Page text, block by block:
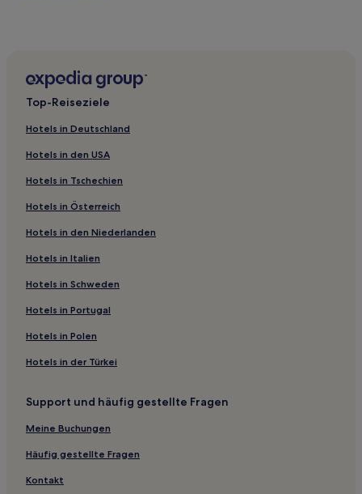
Aparthotels in Arakawa
Hostels in Kita
Hostels in Sumida
Hostels in Ota
Hostels in Minato
3-Sterne-Hotels in Kitchen Town
3-Sterne-Hotels in Setagaya
3-Sterne-Hotels in Higashi-Ikebukuro
2-Sterne-Hotels in Arakawa
3-Sterne-Hotels in Fuchu
3-Sterne-Hotels in Haneda
3-Sterne-Hotels in Maruyamacho
3-Sterne-Hotels in Shimokitazawa
2-Sterne-Hotels in Taito
4-Sterne-Hotels in Minato
3-Sterne-Hotels in Minato
Top-Reiseziele
Hotels in Deutschland
Hotels in den USA
Hotels in Tschechien
Hotels in Österreich
Hotels in den Niederlanden
Hotels in Italien
Hotels in Schweden
Hotels in Portugal
Hotels in Polen
Hotels in der Türkei
Support und häufig gestellte Fragen
Meine Buchungen
Häufig gestellte Fragen
Kontakt